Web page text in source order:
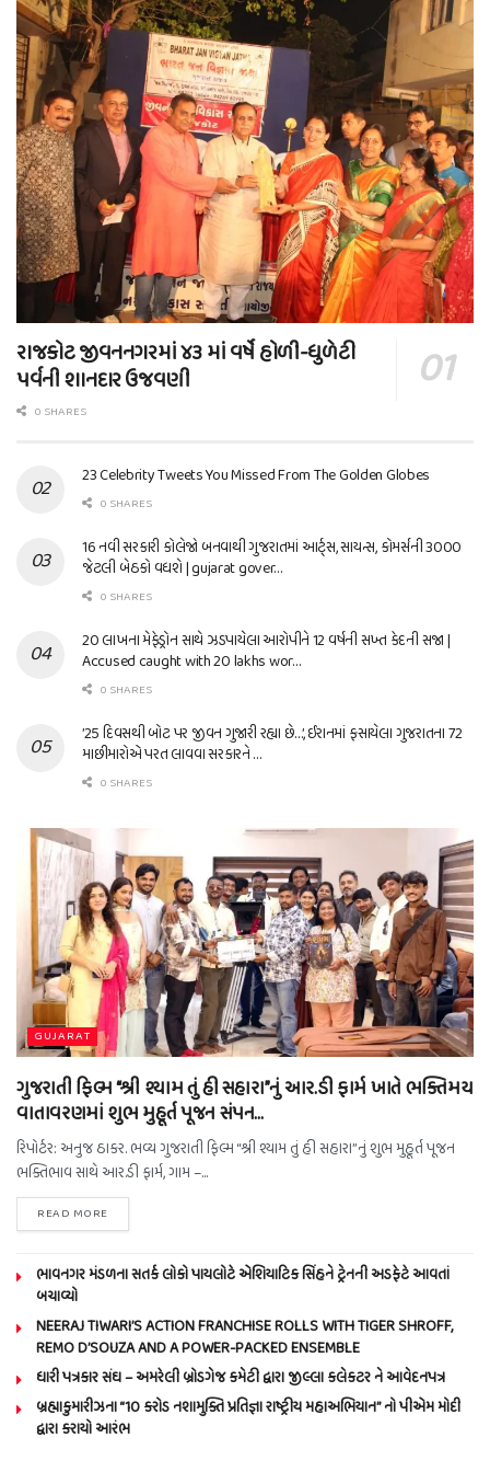
રાજકોટ જીવનનગરમાં ૪૩ માં વર્ષે હોળી-ધુળેટી
પર્વની શાનદાર ઉજવણી
0 SHARES
23 Celebrity Tweets You Missed From The Golden Globes
0 SHARES
16 નવી સરકારી કોલેજો બનવાથી ગુજરાતમાં આર્ટ્સ, સાયન્સ, કોમર્સની 3000
જેટલી બેઠકો વધશે | gujarat gover…
0 SHARES
20 લાખના મેફેડ્રોન સાથે ઝડપાયેલા આરોપીને 12 વર્ષની સખ્ત કેદની સજા |
Accused caught with 20 lakhs wor…
0 SHARES
’25 દિવસથી બોટ પર જીવન ગુજારી રહ્યા છે…’, ઈરાનમાં ફસાયેલા ગુજરાતના 72
માછીમારોએ પરત લાવવા સરકારને …
0 SHARES
GUJARAT
ગુજરાતી ફિલ્મ “શ્રી શ્યામ તું હી સહારા”નું આર.ડી ફાર્મ ખાતે ભક્તિમય
વાતાવરણમાં શુભ મુહૂર્ત પૂજન સંપન…
રિપોર્ટર: અનુજ ઠાકર. ભવ્ય ગુજરાતી ફિલ્મ “શ્રી શ્યામ તું હી સહારા”નું શુભ મુહૂર્ત પૂજન
ભક્તિભાવ સાથે આર.ડી ફાર્મ, ગામ –...
READ MORE
ભાવનગર મંડળના સતર્ક લોકો પાયલોટે એશિયાટિક સિંહને ટ્રેનની અડફેટે આવતાં
બચાવ્યો
NEERAJ TIWARI’S ACTION FRANCHISE ROLLS WITH TIGER SHROFF,
REMO D’SOUZA AND A POWER-PACKED ENSEMBLE
ધારી પત્રકાર સંઘ – અમરેલી બ્રોડગેજ કમેટી દ્વારા જીલ્લા કલેકટર ને આવેદનપત્ર
બ્રહ્માકુમારીઝના “10 કરોડ નશામુક્તિ પ્રતિજ્ઞા રાષ્ટ્રીય મહાઅભિયાન” નો પીએમ મોદી
દ્વારા કરાયો આરંભ